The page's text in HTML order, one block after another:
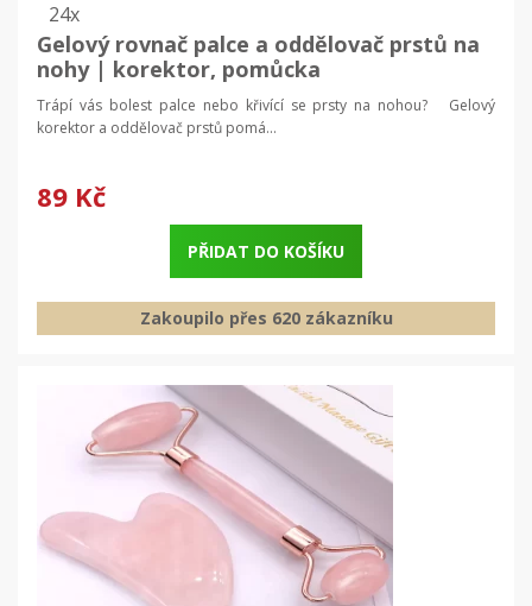
24x
Gelový rovnač palce a oddělovač prstů na
nohy | korektor, pomůcka
Trápí vás bolest palce nebo křivící se prsty na nohou? Gelový
korektor a oddělovač prstů pomá...
89 Kč
PŘIDAT DO KOŠÍKU
Zakoupilo přes 620 zákazníku